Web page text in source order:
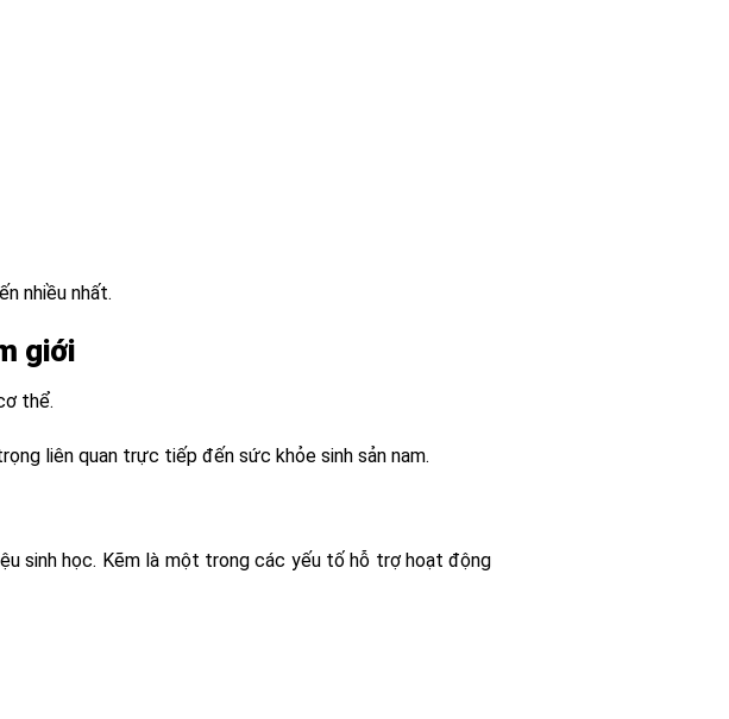
nhiều nhất.
giới
thể.
liên quan trực tiếp đến sức khỏe sinh sản nam.
sinh học. Kẽm là một trong các yếu tố hỗ trợ hoạt động